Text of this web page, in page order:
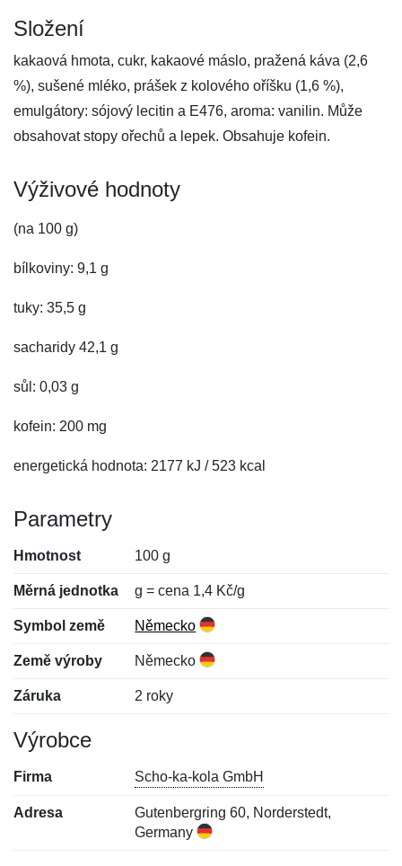
Složení
kakaová hmota, cukr, kakaové máslo, pražená káva (2,6
%), sušené mléko, prášek z kolového oříšku (1,6 %),
emulgátory: sójový lecitin a E476, aroma: vanilin. Může
obsahovat stopy ořechů a lepek. Obsahuje kofein.
Výživové hodnoty
(na 100 g)
bílkoviny: 9,1 g
tuky: 35,5 g
sacharidy 42,1 g
sůl: 0,03 g
kofein: 200 mg
energetická hodnota: 2177 kJ / 523 kcal
Parametry
Hmotnost 100 g
Měrná jednotka g = cena 1,4 Kč/g
Symbol země Německo
Země výroby Německo
Záruka 2 roky
Výrobce
Firma Scho-ka-kola GmbH
Adresa
Gutenbergring 60, Norderstedt,
Germany